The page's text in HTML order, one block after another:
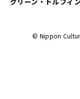
© Nippon